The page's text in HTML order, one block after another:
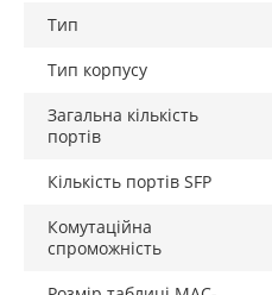
Тип
Тип корпусу
Загальна кількість
портів
Кількість портів SFP
Комутаційна
спроможність